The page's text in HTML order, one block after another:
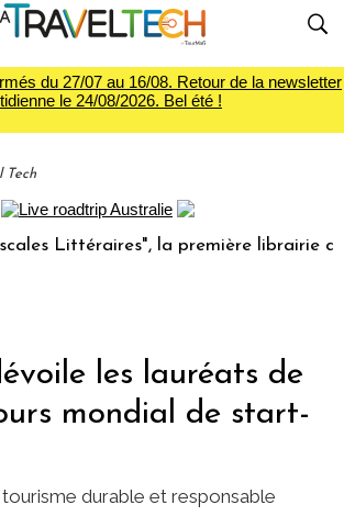
du 27/07 au 16/08. Retour de la newsletter
le 24/08/2026. Bel été !
Tech
Littéraires", la première librairie du
les lauréats de
mondial de start-
durable et responsable